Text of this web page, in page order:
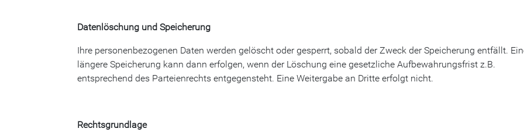
Datenlöschung und Speicherung
Ihre personenbezogenen Daten werden gelöscht oder gesperrt, sobald der Zweck der Speicherung entfällt.
längere Speicherung kann dann erfolgen, wenn der Löschung eine gesetzliche Aufbewahrungsfrist z.B.
entsprechend des Parteienrechts entgegensteht. Eine Weitergabe an Dritte erfolgt nicht.
Rechtsgrundlage